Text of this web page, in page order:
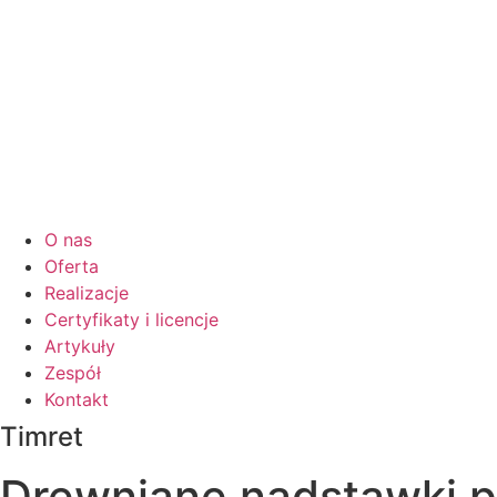
O nas
Oferta
Realizacje
Certyfikaty i licencje
Artykuły
Zespół
Kontakt
Timret